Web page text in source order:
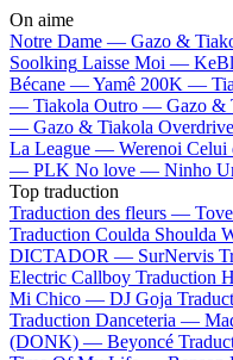
On aime
Notre Dame — Gazo &
Soolking Laisse Moi —
Bécane —Yamê 200K —
— Tiakola Outro — Gazo &
— Gazo & Tiakola
La League — Werenoi
— PLK No love — Ninho
Top traduction
Traduction des fleurs —
Traduction Coulda Shoulda
DICTADOR — SurNervis
Electric Callboy Traduction
Mi Chico — DJ Goja
Traduction Danceteria —
(DONK) — Beyoncé